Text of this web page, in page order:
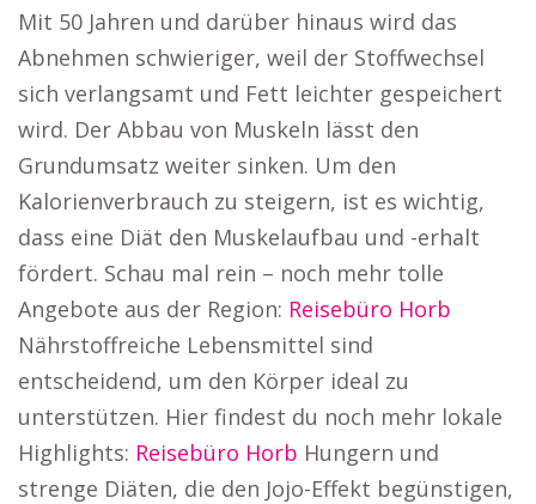
Mit 50 Jahren und darüber hinaus wird das
Abnehmen schwieriger, weil der Stoffwechsel
sich verlangsamt und Fett leichter gespeichert
wird. Der Abbau von Muskeln lässt den
Grundumsatz weiter sinken. Um den
Kalorienverbrauch zu steigern, ist es wichtig,
dass eine Diät den Muskelaufbau und -erhalt
fördert. Schau mal rein – noch mehr tolle
Angebote aus der Region: Reisebüro Horb
Nährstoffreiche Lebensmittel sind
entscheidend, um den Körper ideal zu
unterstützen. Hier findest du noch mehr lokale
Highlights: Reisebüro Horb Hungern und
strenge Diäten, die den Jojo-Effekt begünstigen,